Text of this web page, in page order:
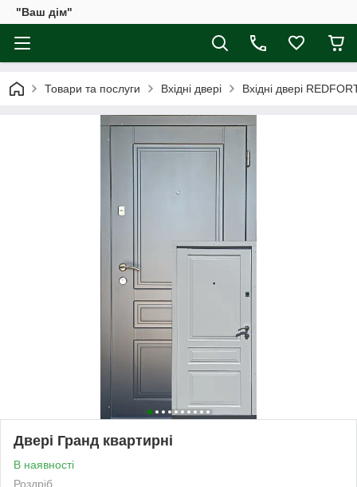
"Ваш дім"
Товари та послуги Вхідні двері Вхідні двері
Двері Гранд квартирні
В наявності
Роздріб